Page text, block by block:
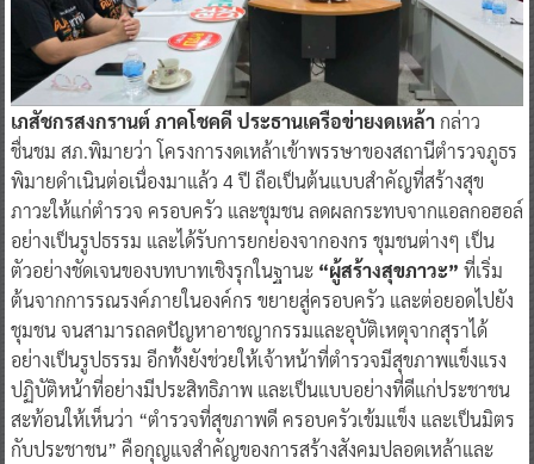
เภสัชกรสงกรานต์ ภาคโชคดี ประธานเครือข่ายงดเหล้ากล่าว
ชื่นชม สภ.พิมายว่า โครงการงดเหล้าเข้าพรรษาของสถานีตำรวจภูธร
พิมายดำเนินต่อเนื่องมาแล้ว 4 ปี ถือเป็นต้นแบบสำคัญที่สร้างสุข
ภาวะให้แก่ตำรวจ ครอบครัว และชุมชน ลดผลกระทบจากแอลกอฮอล์
อย่างเป็นรูปธรรม และได้รับการยกย่องจากองกร ชุมชนต่างๆ เป็น
ตัวอย่างชัดเจนของบทบาทเชิงรุกในฐานะ “ผู้สร้างสุขภาวะ” ที่เริ่ม
ต้นจากการรณรงค์ภายในองค์กร ขยายสู่ครอบครัว และต่อยอดไปยัง
ชุมชน จนสามารถลดปัญหาอาชญากรรมและอุบัติเหตุจากสุราได้
อย่างเป็นรูปธรรม อีกทั้งยังช่วยให้เจ้าหน้าที่ตำรวจมีสุขภาพแข็งแรง
ปฏิบัติหน้าที่อย่างมีประสิทธิภาพ และเป็นแบบอย่างที่ดีแก่ประชาชน
สะท้อนให้เห็นว่า “ตำรวจที่สุขภาพดี ครอบครัวเข้มแข็ง และเป็นมิตร
กับประชาชน” คือกุญแจสำคัญของการสร้างสังคมปลอดเหล้าและ